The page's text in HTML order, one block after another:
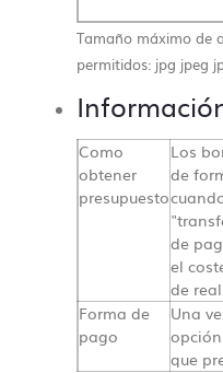
Tamaño máximo de
permitidos: jpg jpeg
Como
obtener
presupuesto
Los
de
de
el
de
Forma de
pago
Una
que